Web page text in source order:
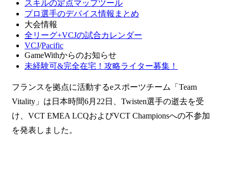
スキルの定点マップツール
プロ選手のデバイス情報まとめ
大会情報
全リーグ+VCJの試合カレンダー
VCJ/Pacific
GameWithからのお知らせ
未経験可&完全在宅！攻略ライター募集！
フランスを拠点に活動するeスポーツチーム「Team
Vitality」は日本時間6月22日、Twisten選手の逝去を受
け、VCT EMEA LCQおよびVCT Championsへの不参加
を発表しました。